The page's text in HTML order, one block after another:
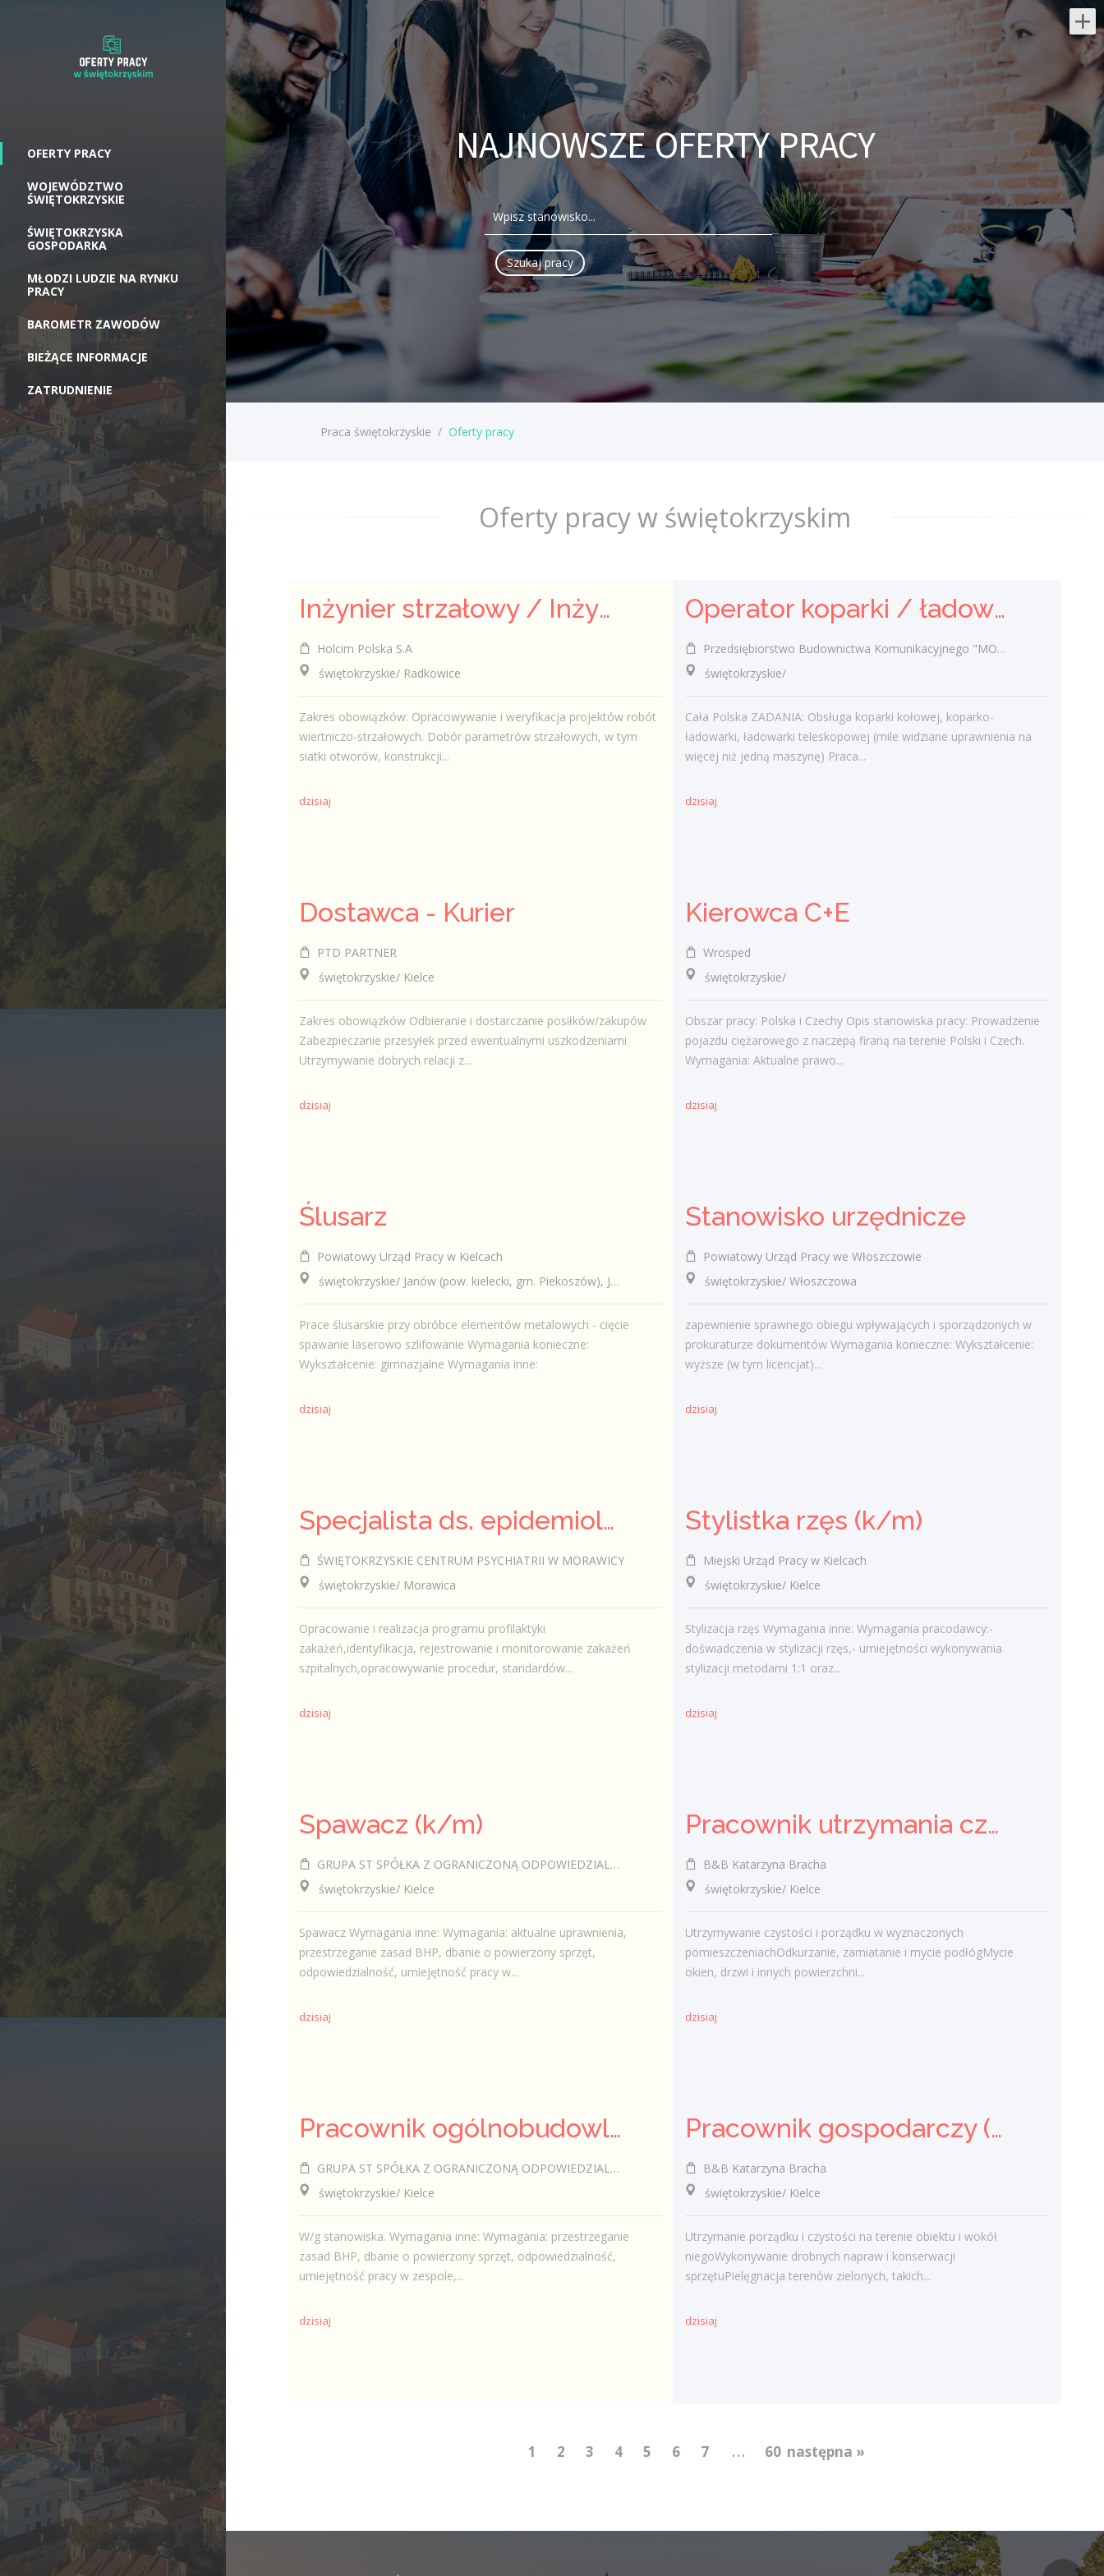
Najnowsze oferty pracy:
Inżynier strzałowy / Inżynierka
strzałowa
Holcim Polska S.A
świętokrzyskie/ Radkowice
Zakres obowiązków: Opracowywanie i
weryfikacja projektów robót wiertniczo-
strzałowych. Dobór parametrów
strzałowych, w tym siatki otworów,
konstrukcji...
dzisiaj
Operator koparki / ładowarki
teleskopowej
Przedsiębiorstwo Budownictwa
na więcej niż jedną maszynę) Praca...
Dostawca - Kurier
PTD PARTNER
Zabezpieczanie przesyłek przed
ewentualnymi uszkodzeniami
Utrzymywanie dobrych relacji z...
świętokrzyskie/
dzisiaj
metalowych - cięcie spawanie laserowo
szlifowanie Wymagania konieczne:
Wykształcenie: gimnazjalne Wymagania
Więcej ofert pracy
Nowoczesne technologie w pracy. Jak
2 lutego 2021
W województwie świętokrzyskim
brakuje wykwalifikowanych murarzy
Gość - Obcokrajowcy w
świętokrzyskim
województwie świętokrzyskim
Struktura zatrudnienia
OFERTY PRACY
WOJEWÓDZTWO
ŚWIĘTOKRZYSKIE
ŚWIĘTOKRZYSKA
GOSPODARKA
MŁODZI LUDZIE NA RYNKU
PRACY
BAROMETR ZAWODÓW
BIEŻĄCE INFORMACJE
ZATRUDNIENIE
NAJNOWSZE OFERTY PRACY
Praca świętokrzyskie / Oferty pracy
Oferty pracy w świętokrzyskim
Inżynier strzałowy / Inżynierka strzałowa
Holcim Polska S.A
świętokrzyskie/ Radkowice
Zakres obowiązków: Opracowywanie i weryfikacja projektów robót
wiertniczo-strzałowych. Dobór parametrów strzałowych, w tym
siatki otworów, konstrukcji...
dzisiaj
Operator koparki / ładowarki teleskopowej
Przedsiębiorstwo Budownictwa Komunikacyjnego "MOSTKOL" Sp. z o.o.
świętokrzyskie/
Cała Polska ZADANIA: Obsługa koparki kołowej, koparko-
ładowarki, ładowarki teleskopowej (mile widziane uprawnienia na
więcej niż jedną maszynę) Praca...
dzisiaj
Dostawca - Kurier
PTD PARTNER
świętokrzyskie/ Kielce
Zakres obowiązków Odbieranie i dostarczanie posiłków/zakupów
Zabezpieczanie przesyłek przed ewentualnymi uszkodzeniami
Utrzymywanie dobrych relacji z...
dzisiaj
Kierowca C+E
Wrosped
świętokrzyskie/
Obszar pracy: Polska i Czechy Opis stanowiska pracy: Prowadzenie
pojazdu ciężarowego z naczepą firaną na terenie Polski i Czech.
Wymagania: Aktualne prawo...
dzisiaj
Ślusarz
Powiatowy Urząd Pracy w Kielcach
świętokrzyskie/ Janów (pow. kielecki, gm. Piekoszów), Janów
Prace ślusarskie przy obróbce elementów metalowych - cięcie
spawanie laserowo szlifowanie Wymagania konieczne:
Wykształcenie: gimnazjalne Wymagania inne:
dzisiaj
Stanowisko urzędnicze
Powiatowy Urząd Pracy we Włoszczowie
świętokrzyskie/ Włoszczowa
zapewnienie sprawnego obiegu wpływających i sporządzonych w
prokuraturze dokumentów Wymagania konieczne: Wykształcenie:
wyższe (w tym licencjat)...
dzisiaj
Specjalista ds. epidemiologii (k/m)
ŚWIĘTOKRZYSKIE CENTRUM PSYCHIATRII W MORAWICY
świętokrzyskie/ Morawica
Opracowanie i realizacja programu profilaktyki
zakażeń,identyfikacja, rejestrowanie i monitorowanie zakażeń
szpitalnych,opracowywanie procedur, standardów...
dzisiaj
Stylistka rzęs (k/m)
Miejski Urząd Pracy w Kielcach
świętokrzyskie/ Kielce
Stylizacja rzęs Wymagania inne: Wymagania pracodawcy:-
doświadczenia w stylizacji rzęs,- umiejętności wykonywania
stylizacji metodami 1:1 oraz...
dzisiaj
Spawacz (k/m)
GRUPA ST SPÓŁKA Z OGRANICZONĄ ODPOWIEDZIALNOŚCIĄ
świętokrzyskie/ Kielce
Spawacz Wymagania inne: Wymagania: aktualne uprawnienia,
przestrzeganie zasad BHP, dbanie o powierzony sprzęt,
odpowiedzialność, umiejętność pracy w...
dzisiaj
Pracownik utrzymania czystości (sprzątaczka) (k/m)
B&B Katarzyna Bracha
świętokrzyskie/ Kielce
Utrzymywanie czystości i porządku w wyznaczonych
pomieszczeniachOdkurzanie, zamiatanie i mycie podłógMycie
okien, drzwi i innych powierzchni...
dzisiaj
Pracownik ogólnobudowlany (k/m)
GRUPA ST SPÓŁKA Z OGRANICZONĄ ODPOWIEDZIALNOŚCIĄ
świętokrzyskie/ Kielce
W/g stanowiska. Wymagania inne: Wymagania: przestrzeganie
zasad BHP, dbanie o powierzony sprzęt, odpowiedzialność,
umiejętność pracy w zespole,...
dzisiaj
Pracownik gospodarczy (k/m)
B&B Katarzyna Bracha
świętokrzyskie/ Kielce
Utrzymanie porządku i czystości na terenie obiektu i wokół
niegoWykonywanie drobnych napraw i konserwacji
sprzętuPielęgnacja terenów zielonych, takich...
dzisiaj
1 2 3 4 5 6 7 ... 60 następna »